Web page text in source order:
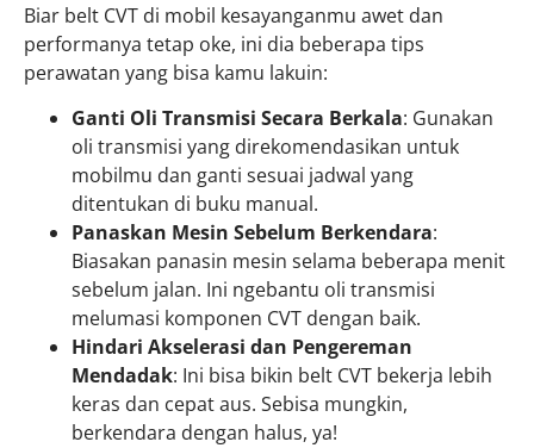
Biar belt CVT di mobil kesayanganmu awet dan
performanya tetap oke, ini dia beberapa tips
perawatan yang bisa kamu lakuin:
Ganti Oli Transmisi Secara Berkala: Gunakan
oli transmisi yang direkomendasikan untuk
mobilmu dan ganti sesuai jadwal yang
ditentukan di buku manual.
Panaskan Mesin Sebelum Berkendara:
Biasakan panasin mesin selama beberapa menit
sebelum jalan. Ini ngebantu oli transmisi
melumasi komponen CVT dengan baik.
Hindari Akselerasi dan Pengereman
Mendadak: Ini bisa bikin belt CVT bekerja lebih
keras dan cepat aus. Sebisa mungkin,
berkendara dengan halus, ya!